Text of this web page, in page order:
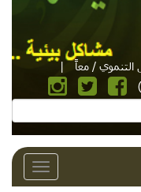
التنموي / معاً
|
Toggle